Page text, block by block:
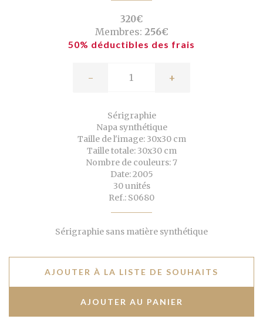
320€
Membres: 256€
50% déductibles des frais
- +
Sérigraphie
Napa synthétique
Taille de l'image: 30x30 cm
Taille totale: 30x30 cm
Nombre de couleurs: 7
Date: 2005
30 unités
Ref.: S0680
Sérigraphie sans matière synthétique
AJOUTER À LA LISTE DE SOUHAITS